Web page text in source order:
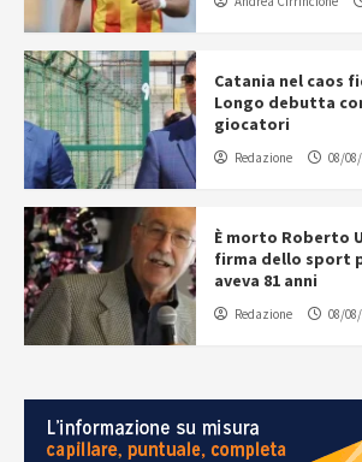
Catania nel caos
Longo debutta
giocatori
Redazione 08/
È morto Roberto
firma dello sport
aveva 81 anni
Redazione 08/